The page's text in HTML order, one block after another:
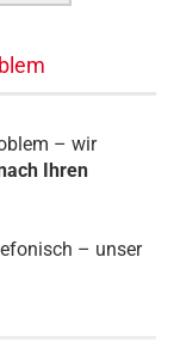
– wir
Ihren
– unser